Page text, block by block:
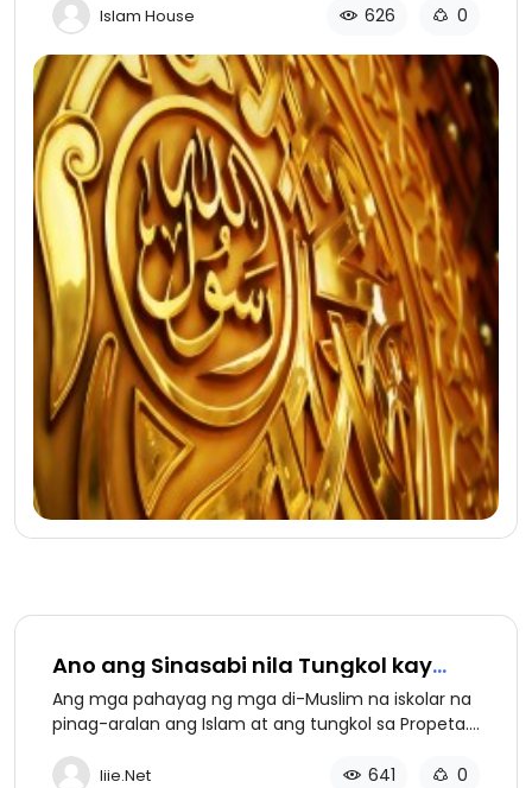
aral at patnubay..........
Islam House 626 0
Ano ang Sinasabi nila Tungkol kay
Muhammad (bahagi 2 ng 3)
Ang mga pahayag ng mga di-Muslim na iskolar na
pinag-aralan ang Islam at ang tungkol sa Propeta.
Iiie.net 641 0